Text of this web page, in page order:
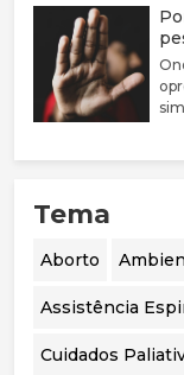
o
Tema
Aborto
Assistência
Cuidados